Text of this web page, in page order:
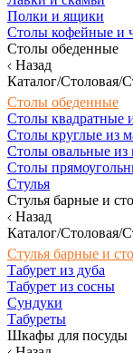
Полки и ящики
Столы кофейные и
Столы обеденные
Назад
Каталог/Столовая/
Столы обеденные
Столы квадратные
Столы круглые из
Столы овальные из
Столы
Стулья
Стулья барные и
Назад
Каталог/Столовая/
Стулья барные и
Табурет из дуба
Табурет из сосны
Сундуки
Табуреты
Шкафы для посуды